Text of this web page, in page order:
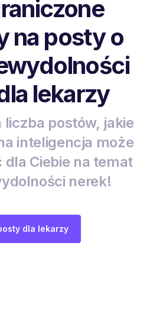
na posty o
lekarzy
liczba postów, jakie
inteligencja może
Ciebie na temat
nerek!
dla lekarzy